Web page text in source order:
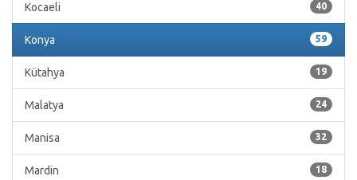
40
Kocaeli
59
Konya
19
Kütahya
24
Malatya
32
Manisa
18
Mardin